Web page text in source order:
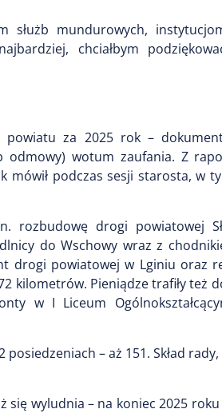
mundurowych,
chciałbym
powiatu za 2025 rok –
wotum zaufania. Z
mówił podczas sesji starosta, w
drogi powiatowej
do Wschowy wraz z
drogi powiatowej w Lginiu oraz
kilometrów. Pieniądze trafiły też
w I Liceum
– aż 151. Skład
wyludnia – na koniec 2025 roku